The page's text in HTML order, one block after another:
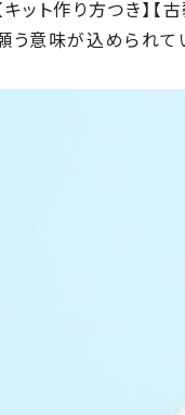
キット作り方つき】
う意味が込められて